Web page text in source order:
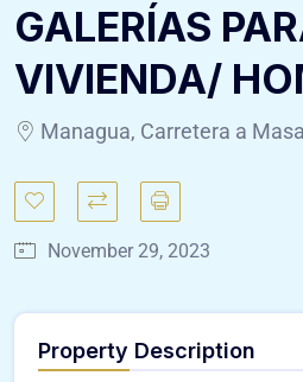
GALERÍAS
VIVIENDA/
Managua, Carretera a
November 29, 2023
Property Description